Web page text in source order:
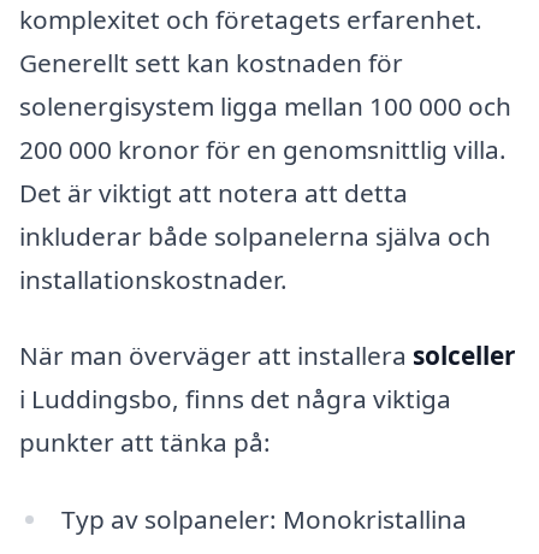
komplexitet och företagets erfarenhet.
Generellt sett kan kostnaden för
solenergisystem ligga mellan 100 000 och
200 000 kronor för en genomsnittlig villa.
Det är viktigt att notera att detta
inkluderar både solpanelerna själva och
installationskostnader.
När man överväger att installera solceller
i Luddingsbo, finns det några viktiga
punkter att tänka på:
Typ av solpaneler: Monokristallina